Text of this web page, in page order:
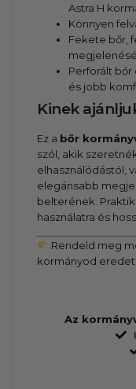
Astra H
Könnyen
Fekete bőr,
Perforált
és jobb
Kinek
Ez a bőr
szól, akik
elhasználódástól,
elegánsabb
belterének.
használatra és
Rendeld meg
kormányod
Az